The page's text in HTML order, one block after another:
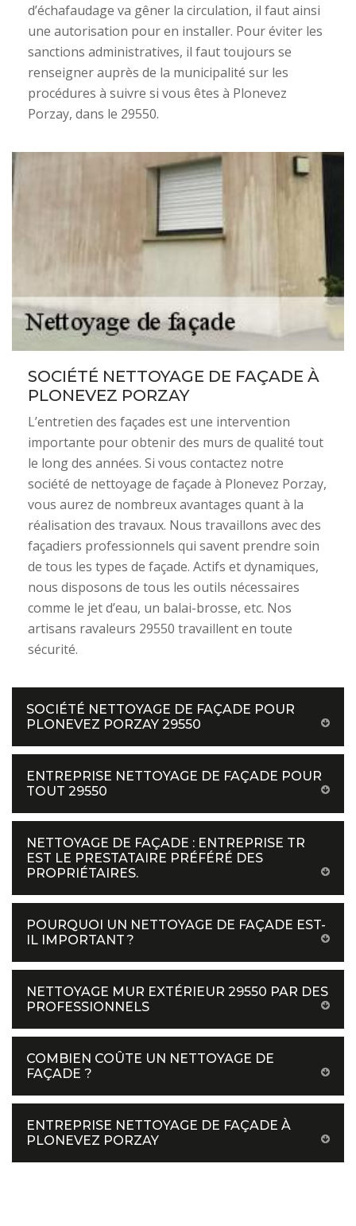
d’échafaudage va gêner la circulation, il faut ainsi
une autorisation pour en installer. Pour éviter les
sanctions administratives, il faut toujours se
renseigner auprès de la municipalité sur les
procédures à suivre si vous êtes à Plonevez
Porzay, dans le 29550.
SOCIÉTÉ NETTOYAGE DE FAÇADE À
PLONEVEZ PORZAY
L’entretien des façades est une intervention
importante pour obtenir des murs de qualité tout
le long des années. Si vous contactez notre
société de nettoyage de façade à Plonevez Porzay,
vous aurez de nombreux avantages quant à la
réalisation des travaux. Nous travaillons avec des
façadiers professionnels qui savent prendre soin
de tous les types de façade. Actifs et dynamiques,
nous disposons de tous les outils nécessaires
comme le jet d’eau, un balai-brosse, etc. Nos
artisans ravaleurs 29550 travaillent en toute
sécurité.
SOCIÉTÉ NETTOYAGE DE FAÇADE POUR
PLONEVEZ PORZAY 29550
ENTREPRISE NETTOYAGE DE FAÇADE POUR
TOUT 29550
NETTOYAGE DE FAÇADE : ENTREPRISE TR
EST LE PRESTATAIRE PRÉFÉRÉ DES
PROPRIÉTAIRES.
POURQUOI UN NETTOYAGE DE FAÇADE EST-
IL IMPORTANT ?
NETTOYAGE MUR EXTÉRIEUR 29550 PAR DES
PROFESSIONNELS
COMBIEN COÛTE UN NETTOYAGE DE
FAÇADE ?
ENTREPRISE NETTOYAGE DE FAÇADE À
PLONEVEZ PORZAY